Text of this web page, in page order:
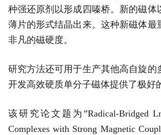
种强还原剂以形成四嗪桥。新的磁体
薄片的形式结晶出来。这种新磁体最
非凡的磁硬度。
研究方法还可用于生产其他高自旋的
开发高效硬质单分子磁体提供了极好
该研究论文题为”Radical‐Bridged
Complexes with Strong Magnetic